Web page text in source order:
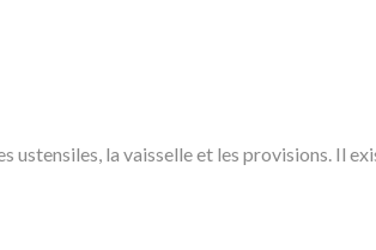
la vaisselle et les provisions. Il